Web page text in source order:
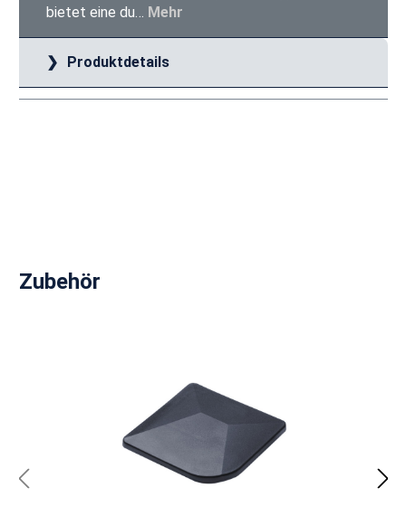
bietet eine du… Mehr
Produktdetails
Produktgalerie überspringen
Zubehör